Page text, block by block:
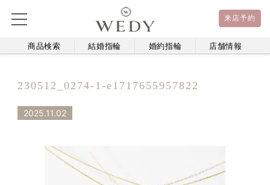
来店予約
商品検索 結婚指輪 婚約指輪 店舗情報
230512_0274-1-e1717655957822
2025.11.02